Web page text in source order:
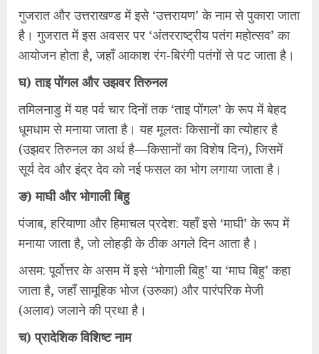
गुजरात और उत्तराखण्ड में इसे ‘उत्तरायण’ के नाम से पुकारा जाता
है। गुजरात में इस अवसर पर ‘अंतरराष्ट्रीय पतंग महोत्सव’ का
आयोजन होता है, जहाँ आकाश रंग-बिरंगी पतंगों से पट जाता है।
घ) ताइ पोंगल और उझवर तिरुनल
तमिलनाडु में यह पर्व चार दिनों तक ‘ताइ पोंगल’ के रूप में बेहद
धूमधाम से मनाया जाता है। यह मूलतः किसानों का त्योहार है
(उझवर तिरुनल का अर्थ है—किसानों का विशेष दिन), जिसमें
सूर्य देव और इंद्र देव को नई फसल का भोग लगाया जाता है।
ङ) माघी और भोगाली बिहु
पंजाब, हरियाणा और हिमाचल प्रदेश: यहाँ इसे ‘माघी’ के रूप में
मनाया जाता है, जो लोहड़ी के ठीक अगले दिन आता है।
असम: पूर्वोत्तर के असम में इसे ‘भोगाली बिहु’ या ‘माघ बिहु’ कहा
जाता है, जहाँ सामूहिक भोज (उरुका) और पारंपरिक मेजी
(अलाव) जलाने की प्रथा है।
च) प्रादेशिक विशिष्ट नाम